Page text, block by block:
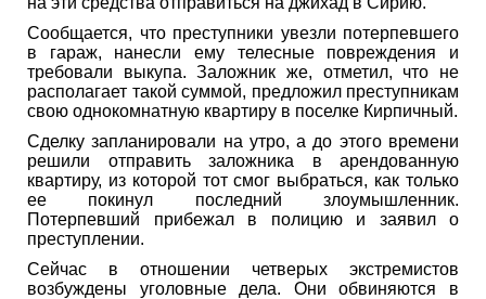
Сообщается, что преступники увезли потерпевшего
в гараж, нанесли ему телесные повреждения и
требовали выкупа. Заложник же, отметил, что не
располагает такой суммой, предложил преступникам
свою однокомнатную квартиру в поселке Кирпичный.
Сделку запланировали на утро, а до этого времени
решили отправить заложника в арендованную
квартиру, из которой тот смог выбраться, как только
ее покинул последний злоумышленник.
Потерпевший прибежал в полицию и заявил о
преступлении.
Сейчас в отношении четверых экстремистов
возбуждены уголовные дела. Они обвиняются в